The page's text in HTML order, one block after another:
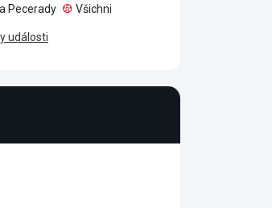
Pecerady Všichni
události